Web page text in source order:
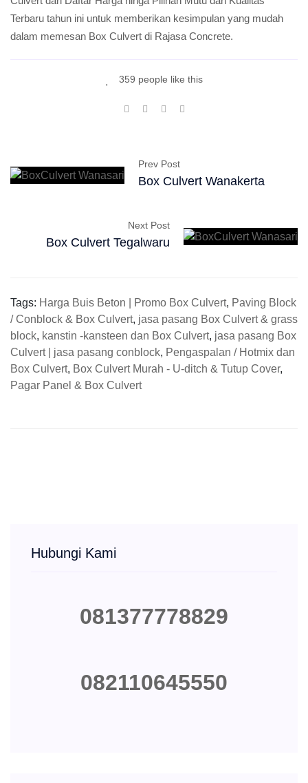
Terbaru tahun ini untuk memberikan kesimpulan yang mudah
dalam memesan Box Culvert di Rajasa Concrete.
359 people like this
Prev Post
Box Culvert Wanakerta
Next Post
Box Culvert Tegalwaru
Tags: Harga Buis Beton | Promo Box Culvert, Paving Block
/ Conblock & Box Culvert, jasa pasang Box Culvert & grass
block, kanstin -kansteen dan Box Culvert, jasa pasang Box
Culvert | jasa pasang conblock, Pengaspalan / Hotmix dan
Box Culvert, Box Culvert Murah - U-ditch & Tutup Cover,
Pagar Panel & Box Culvert
Hubungi Kami
081377778829
082110645550